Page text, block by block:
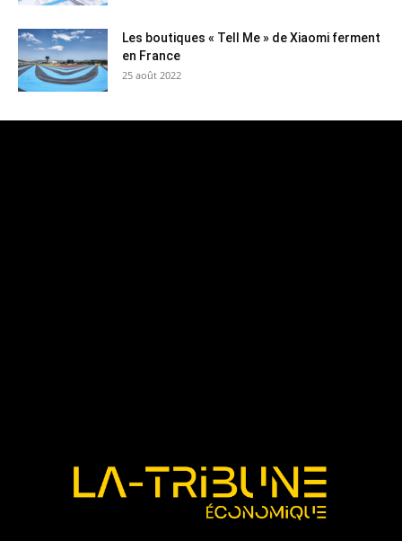
Les boutiques « Tell Me » de Xiaomi ferment
en France
25 août 2022